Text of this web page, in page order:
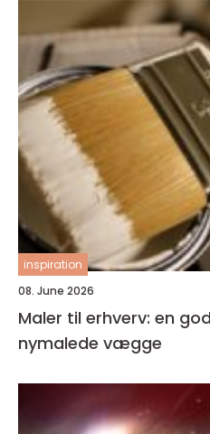
inspiration
08. June 2026
Maler til erhverv: en
nymalede vægge